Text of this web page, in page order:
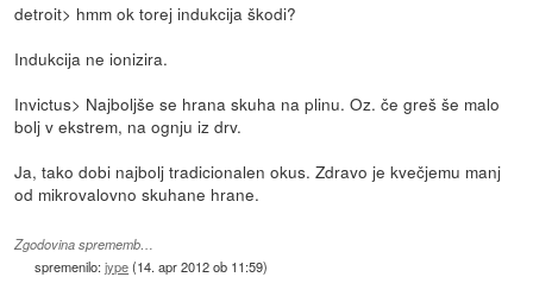
detroit> hmm ok torej indukcija škodi?
Indukcija ne ionizira.
Invictus> Najboljše se hrana skuha na plinu. Oz. če greš še malo
bolj v ekstrem, na ognju iz drv.
Ja, tako dobi najbolj tradicionalen okus. Zdravo je kvečjemu manj
od mikrovalovno skuhane hrane.
Zgodovina sprememb…
spremenilo:jype(14. apr 2012 ob 11:59)